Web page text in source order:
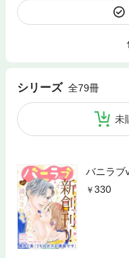
シリーズ 全79冊
未
バニラブ
330